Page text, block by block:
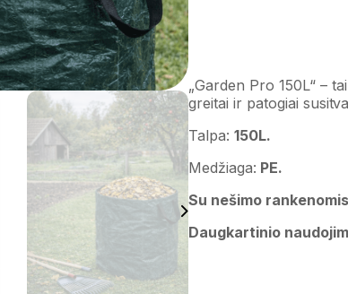
„Garden Pro 150L“ – tai
greitai ir patogiai
Talpa: 150L.
Medžiaga: PE.
Su nešimo
Daugkartinio